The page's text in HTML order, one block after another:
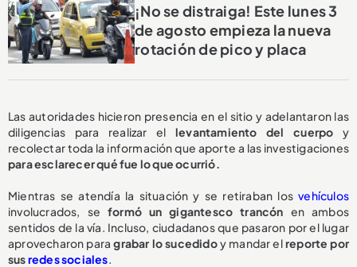
¡No se distraiga! Este lunes 3
de agosto empieza la nueva
rotación de pico y placa
Las autoridades hicieron presencia en el sitio y adelantaron las
diligencias para realizar el levantamiento del cuerpo y
recolectar toda la información que aporte a las investigaciones
para esclarecer qué fue lo que ocurrió.
Mientras se atendía la situación y se retiraban losvehículos
involucrados, se formó un gigantesco trancón en ambos
sentidos de la vía. Incluso, ciudadanos que pasaron por el lugar
aprovecharon paragrabar lo sucedidoy mandar elreporte por
susredes sociales.